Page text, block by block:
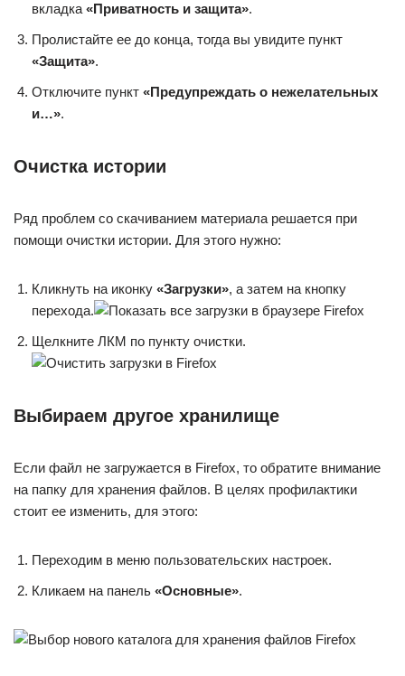
вкладка «Приватность и защита».
Пролистайте ее до конца, тогда вы увидите пункт
«Защита».
Отключите пункт «Предупреждать о нежелательных
и…».
Очистка истории
Ряд проблем со скачиванием материала решается при
помощи очистки истории. Для этого нужно:
Кликнуть на иконку «Загрузки», а затем на кнопку
перехода.
Щелкните ЛКМ по пункту очистки.
Выбираем другое хранилище
Если файл не загружается в Firefox, то обратите внимание
на папку для хранения файлов. В целях профилактики
стоит ее изменить, для этого:
Переходим в меню пользовательских настроек.
Кликаем на панель «Основные».